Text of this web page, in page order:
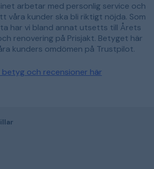
arbetar med personlig service och
våra kunder ska bli riktigt nöjda. Som
har vi bland annat utsetts till Årets
renovering på Prisjakt. Betyget här
kunders omdömen på Trustpilot.
betyg och recensioner här